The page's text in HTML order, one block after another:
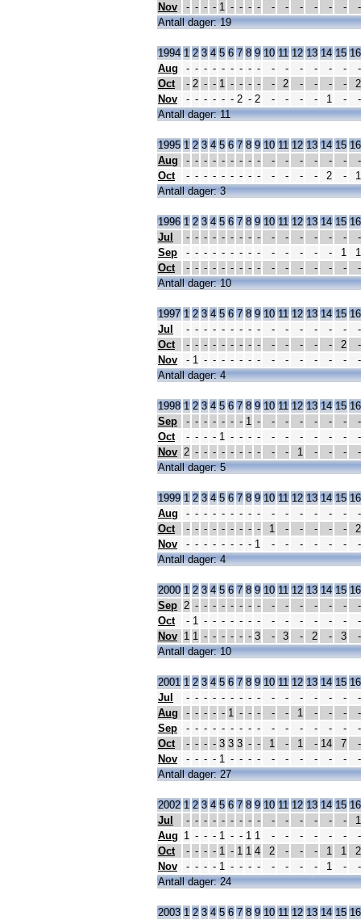
Nov
- - - - 1 - - - - - - - - - -
-
Antall dager: 19
1994 1 2 3 4 5 6 7 8 9 10 11 12 13 14 15 16
Aug
- - - - - - - - - - - - - - -
-
Oct
- 2 - - 1 - - - - - 2 - - - -
2
Nov
- - - - - - 2 - 2 - - - - 1 -
-
Antall dager: 11
1995 1 2 3 4 5 6 7 8 9 10 11 12 13 14 15 16
Aug
- - - - - - - - - - - - - - -
-
Oct
- - - - - - - - - - - - - 2 -
1
Antall dager: 3
1996 1 2 3 4 5 6 7 8 9 10 11 12 13 14 15 16
Jul
- - - - - - - - - - - - - - -
-
Sep
- - - - - - - - - - - - - - 1
1
Oct
- - - - - - - - - - - - - - -
-
Antall dager: 10
1997 1 2 3 4 5 6 7 8 9 10 11 12 13 14 15 16
Jul
- - - - - - - - - - - - - - -
-
Oct
- - - - - - - - - - - - - - 2
-
Nov
- 1 - - - - - - - - - - - - -
-
Antall dager: 4
1998 1 2 3 4 5 6 7 8 9 10 11 12 13 14 15 16
Sep
- - - - - - - 1 - - - - - - -
-
Oct
- - - - 1 - - - - - - - - - -
-
Nov 2 - - - - - - - - - - 1 - - -
-
Antall dager: 5
1999 1 2 3 4 5 6 7 8 9 10 11 12 13 14 15 16
Aug
- - - - - - - - - - - - - - -
-
Oct
- - - - - - - - - 1 - - - - -
2
Nov
- - - - - - - - 1 - - - - - -
-
Antall dager: 4
2000 1 2 3 4 5 6 7 8 9 10 11 12 13 14 15 16
Sep 2 - - - - - - - - - - - - - -
-
Oct
- 1 - - - - - - - - - - - - -
-
Nov 1 1 - - - - - - 3 - 3 - 2 - 3
-
Antall dager: 10
2001 1 2 3 4 5 6 7 8 9 10 11 12 13 14 15 16
Jul
- - - - - - - - - - - - - - -
-
Aug
- - - - - 1 - - - - - 1 - - -
-
Sep
- - - - - - - - - - - - - - -
-
Oct
- - - - 3 3 3 - - 1 - 1 - 14 7
-
Nov
- - - - 1 - - - - - - - - - -
-
Antall dager: 27
2002 1 2 3 4 5 6 7 8 9 10 11 12 13 14 15 16
Jul
- - - - - - - - - - - - - - -
1
Aug 1 - - - 1 - - 1 1 - - - - - -
-
Oct
- - - - 1 - 1 1 4 2 - - - 1 1
2
Nov
- - - - 1 - - - - - - - - 1 -
-
Antall dager: 24
2003 1 2 3 4 5 6 7 8 9 10 11 12 13 14 15 16